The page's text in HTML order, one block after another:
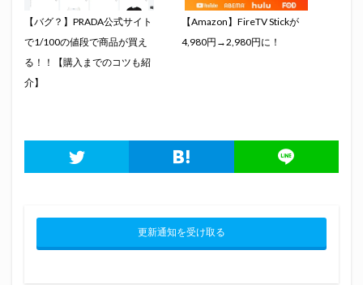
【バグ？】PRADA公式サイト
で1/100の値段で商品が買え
る！！【購入までのコツも紹
介】
【Amazon】FireTV Stickが
4,980円→2,980円に！
更新通知を受け取る